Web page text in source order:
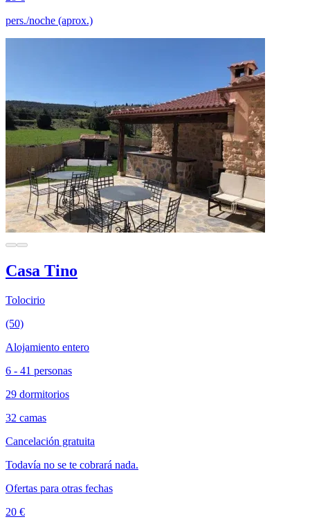
pers./noche (aprox.)
Casa Tino
Tolocirio
(50)
Alojamiento entero
6 - 41 personas
29 dormitorios
32 camas
Cancelación gratuita
Todavía no se te cobrará nada.
Ofertas para otras fechas
20 €